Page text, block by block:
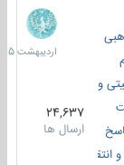
اطلاعاتی
24,637
ارسال ها
8
1405